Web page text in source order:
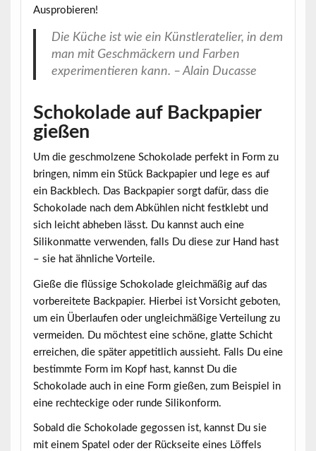
Ausprobieren!
Die Küche ist wie ein Künstleratelier, in dem
man mit Geschmäckern und Farben
experimentieren kann. – Alain Ducasse
Schokolade auf Backpapier
gießen
Um die geschmolzene Schokolade perfekt in Form zu
bringen, nimm ein Stück Backpapierund lege es auf
ein Backblech. Das Backpapier sorgt dafür, dass die
Schokolade nach dem Abkühlen nicht festklebt und
sich leicht abheben lässt. Du kannst auch eine
Silikonmatte verwenden, falls Du diese zur Hand hast
– sie hat ähnliche Vorteile.
Gieße die flüssige Schokolade gleichmäßig auf das
vorbereitete Backpapier. Hierbei ist Vorsicht geboten,
um ein Überlaufen oder ungleichmäßige Verteilung zu
vermeiden. Du möchtest eine schöne, glatte Schicht
erreichen, die später appetitlich aussieht. Falls Du eine
bestimmte Form im Kopf hast, kannst Du die
Schokolade auch in eine Form gießen, zum Beispiel in
eine rechteckige oder runde Silikonform.
Sobald die Schokolade gegossen ist, kannst Du sie
mit einem Spatel oder der Rückseite eines Löffels